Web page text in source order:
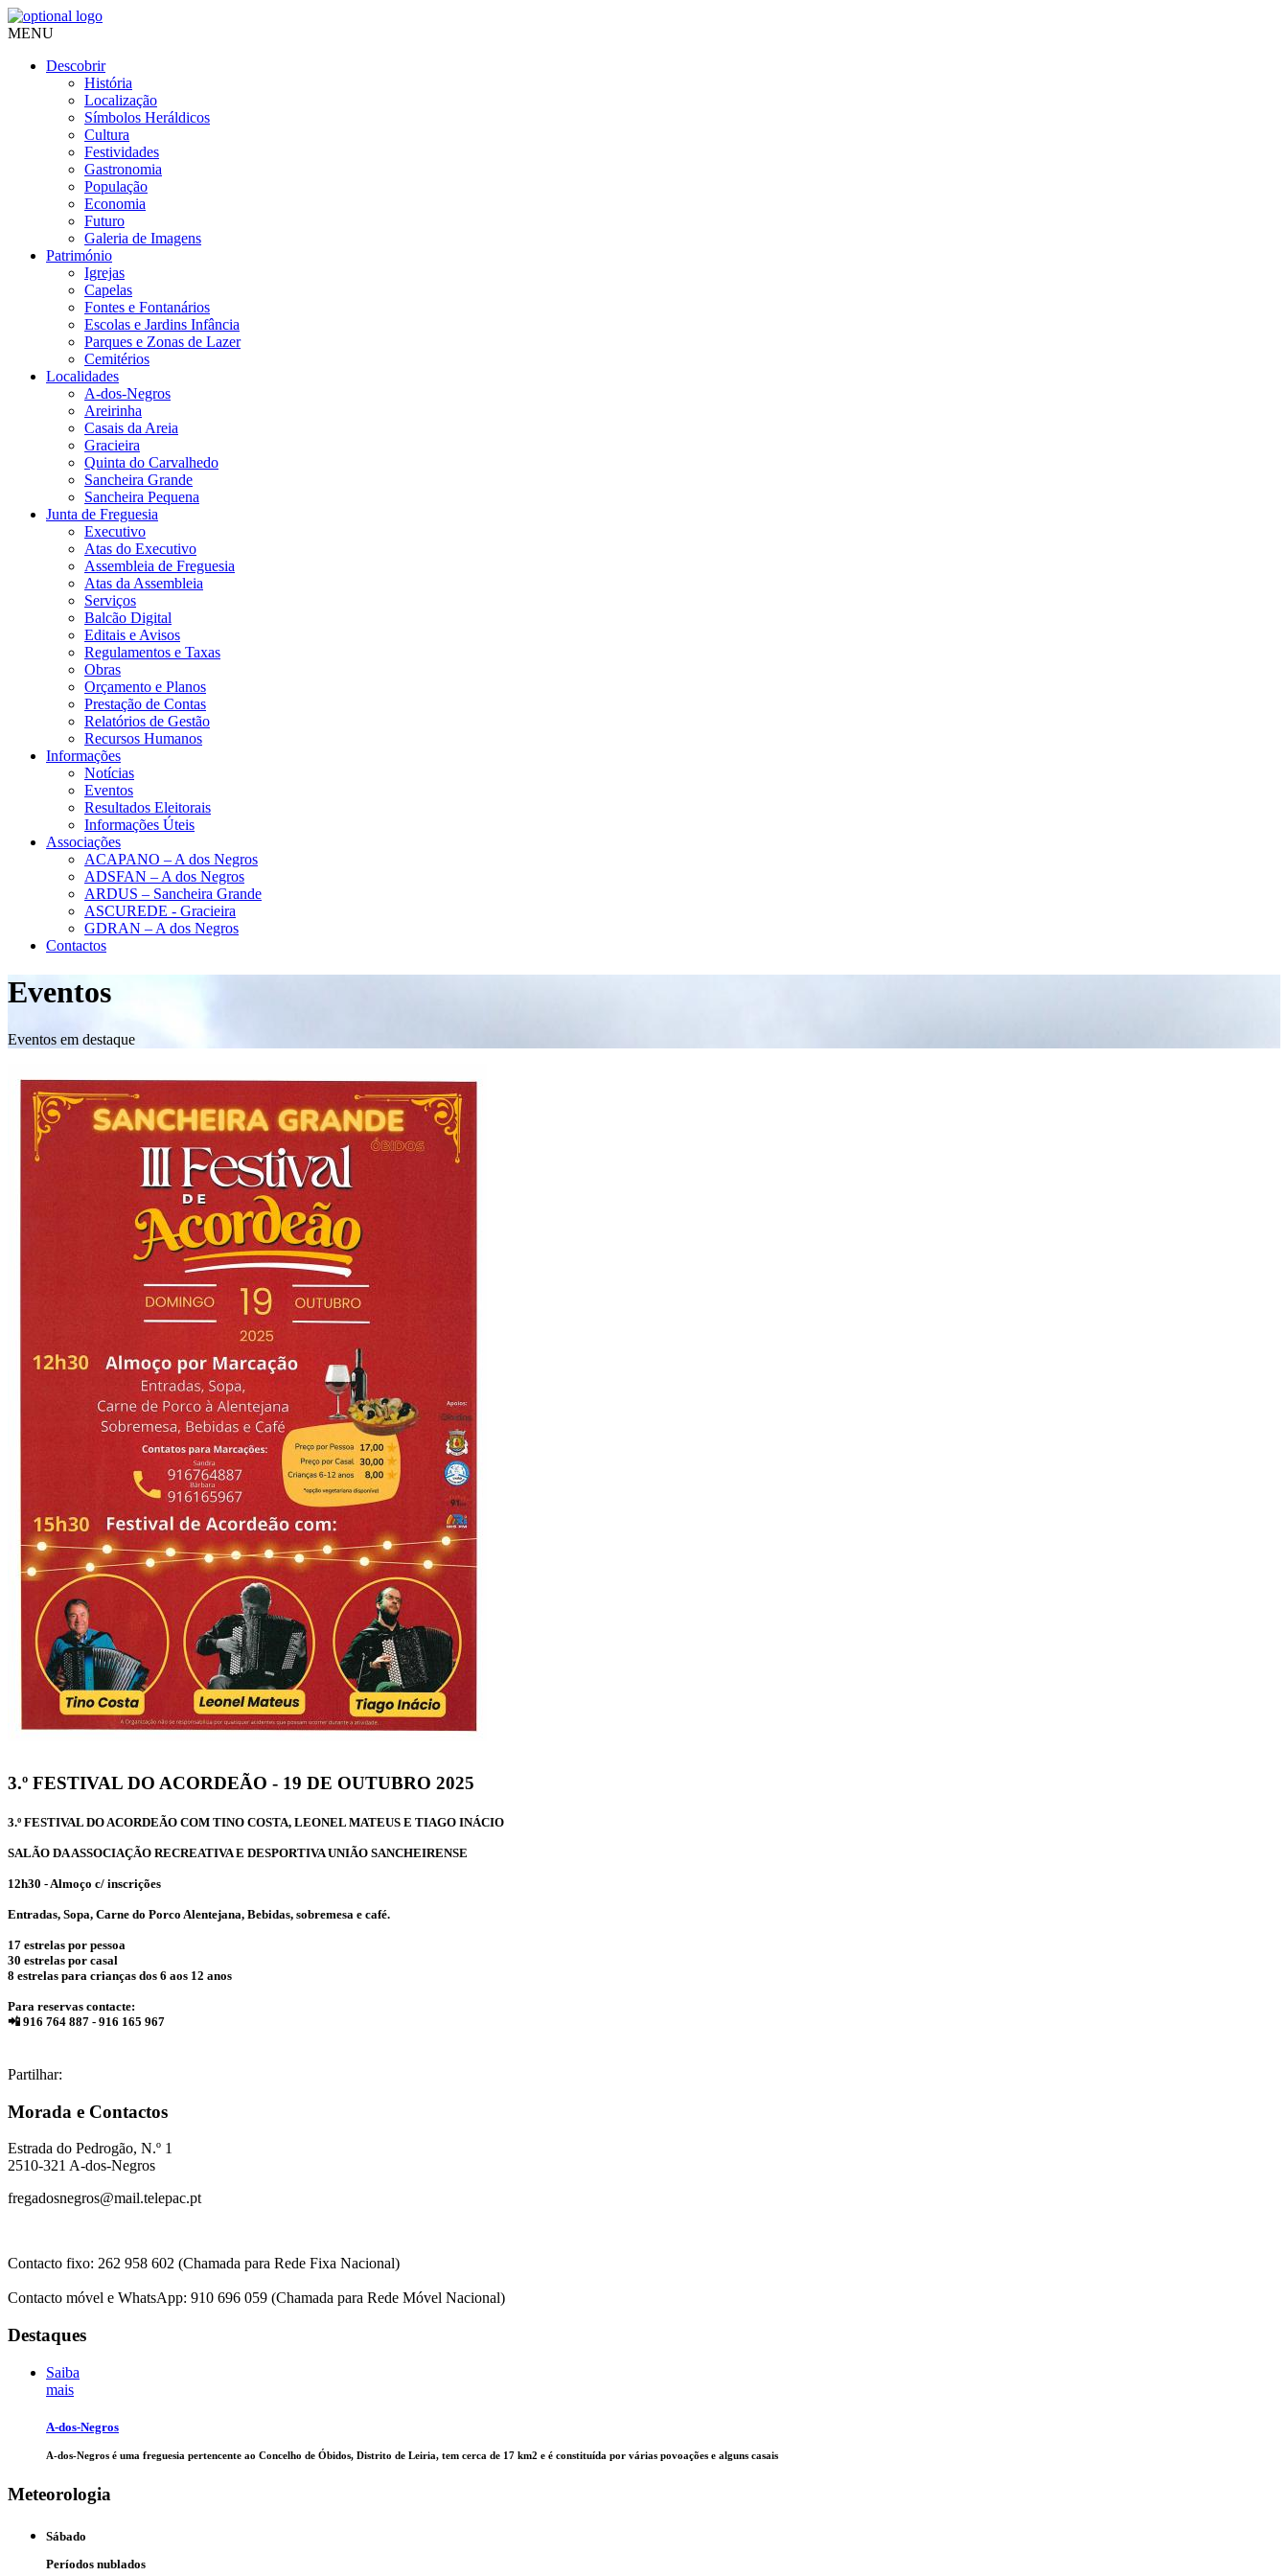
MENU
Descobrir
História
Localização
Símbolos Heráldicos
Cultura
Festividades
Gastronomia
População
Economia
Futuro
Galeria de Imagens
Património
Igrejas
Capelas
Fontes e Fontanários
Escolas e Jardins Infância
Parques e Zonas de Lazer
Cemitérios
Localidades
A-dos-Negros
Areirinha
Casais da Areia
Gracieira
Quinta do Carvalhedo
Sancheira Grande
Sancheira Pequena
Junta de Freguesia
Executivo
Atas do Executivo
Assembleia de Freguesia
Atas da Assembleia
Serviços
Balcão Digital
Editais e Avisos
Regulamentos e Taxas
Obras
Orçamento e Planos
Prestação de Contas
Relatórios de Gestão
Recursos Humanos
Informações
Notícias
Eventos
Resultados Eleitorais
Informações Úteis
Associações
ACAPANO – A dos Negros
ADSFAN – A dos Negros
ARDUS – Sancheira Grande
ASCUREDE - Gracieira
GDRAN – A dos Negros
Contactos
Eventos
Eventos em destaque
3.º FESTIVAL DO ACORDEÃO - 19 DE OUTUBRO 2025
3.º FESTIVAL DO ACORDEÃO COM TINO COSTA, LEONEL MATEUS E TIAGO INÁCIO
SALÃO DA ASSOCIAÇÃO RECREATIVA E DESPORTIVA UNIÃO SANCHEIRENSE
12h30 - Almoço c/ inscrições
Entradas, Sopa, Carne do Porco Alentejana, Bebidas, sobremesa e café.
17 estrelas por pessoa
30 estrelas por casal
8 estrelas para crianças dos 6 aos 12 anos
Para reservas contacte:
📲 916 764 887 - 916 165 967
Partilhar:
Morada e Contactos
Estrada do Pedrogão, N.º 1
2510-321 A-dos-Negros
fregadosnegros@mail.telepac.pt
Contacto fixo: 262 958 602 (Chamada para Rede Fixa Nacional)
Contacto móvel e WhatsApp: 910 696 059 (Chamada para Rede Móvel Nacional)
Destaques
Saiba
mais
A-dos-Negros
A-dos-Negros é uma freguesia pertencente ao Concelho de Óbidos, Distrito de Leiria, tem cerca de 17 km2 e é constituída por várias povoações e alguns casais
Meteorologia
Sábado
Períodos nublados